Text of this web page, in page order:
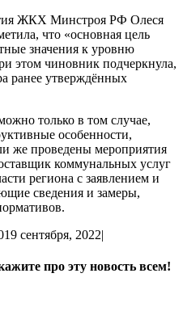
ЖКХ Минстроя РФ Олеся
что «основная цель
значения к уровню
этом чиновник подчеркнула,
ранее утверждённых
только в том случае,
особенности,
же проведены мероприятия
коммунальных услуг
региона с заявлением и
сведения и замеры,
19 сентября, 2022|
про эту новость всем!